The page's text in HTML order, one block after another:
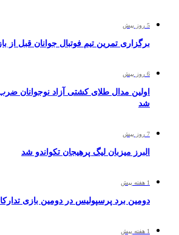
5 روز پیش
برگزاری تمرین تیم فوتبال جوانان قبل از
6 روز پیش
اولین مدال طلای کشتی آزاد نوجوانان
شد
7 روز پیش
البرز میزبان لیگ پرهیجان تکواندو شد
1 هفته پیش
دومین برد پرسپولیس در دومین بازی
1 هفته پیش